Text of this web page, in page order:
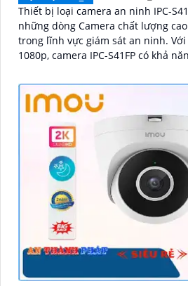
Thiết bị loại camera an ninh IPC-
những dòng Camera chất lượng
trong lĩnh vực giám sát an ninh. Với độ phân giải Full HD
1080p, camera IPC-S41FP có khả